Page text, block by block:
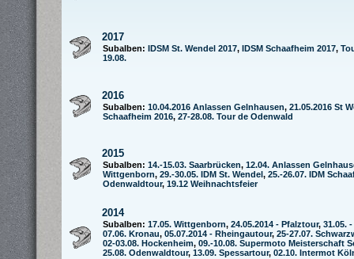
2017
Subalben: IDSM St. Wendel 2017, IDSM Schaafheim 2017,
19.08.
2016
Subalben: 10.04.2016 Anlassen Gelnhausen, 21.05.2016 St
Schaafheim 2016, 27-28.08. Tour de Odenwald
2015
Subalben: 14.-15.03. Saarbrücken, 12.04. Anlassen
Wittgenborn, 29.-30.05. IDM St. Wendel, 25.-26.07. IDM
Odenwaldtour, 19.12 Weihnachtsfeier
2014
Subalben: 17.05. Wittgenborn, 24.05.2014 - Pfalztour, 31.05.
07.06. Kronau, 05.07.2014 - Rheingautour, 25-27.07.
02-03.08. Hockenheim, 09.-10.08. Supermoto Meisterschaft
25.08. Odenwaldtour, 13.09. Spessartour, 02.10. Intermot